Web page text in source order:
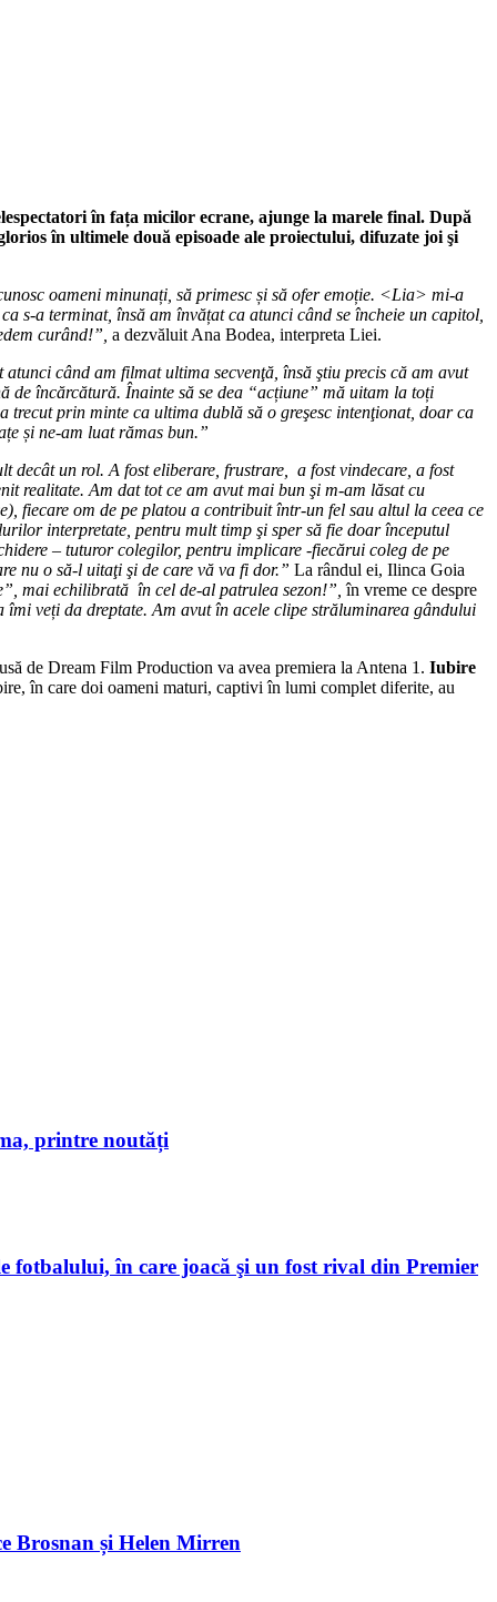
în fața micilor ecrane, ajunge la marele final. După
în ultimele două episoade ale proiectului, difuzate joi şi
oameni minunați, să primesc și să ofer emoție. <Lia> mi-a
s-a terminat, însă am învățat ca atunci când se încheie un capitol,
curând!”, a dezvăluit Ana Bodea, interpreta Liei.
atunci când am filmat ultima secvenţă, însă ştiu precis că am avut
de încărcătură. Înainte să se dea “acțiune” mă uitam la toți
prin minte ca ultima dublă să o greşesc intenţionat, doar ca
și ne-am luat rămas bun.”
decât un rol. A fost eliberare, frustrare, a fost vindecare, a fost
realitate. Am dat tot ce am avut mai bun şi m-am lăsat cu
fiecare om de pe platou a contribuit într-un fel sau altul la ceea ce
interpretate, pentru mult timp şi sper să fie doar începutul
– tuturor colegilor, pentru implicare -fiecărui coleg de pe
nu o să-l uitaţi şi de care vă va fi dor.” La rândul ei, Ilinca Goia
mai echilibrată în cel de-al patrulea sezon!”,în vreme ce despre
veți da dreptate. Am avut în acele clipe străluminarea gândului
de Dream Film Production va avea premiera la Antena 1. Iubire
în care doi oameni maturi, captivi în lumi complet diferite, au
printre noutăți
fotbalului, în care joacă şi un fost rival din Premier
Brosnan și Helen Mirren